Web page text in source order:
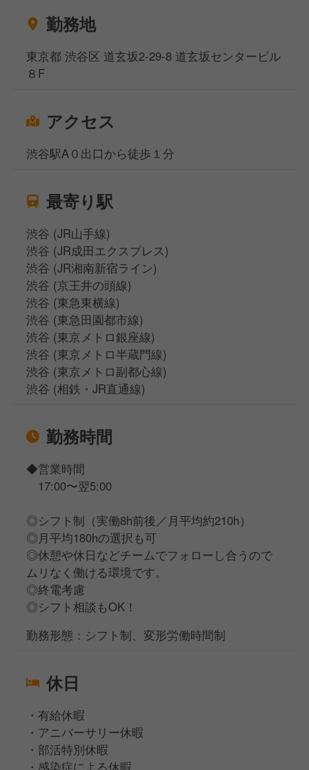
勤務地
東京都 渋谷区 道玄坂2-29-8 道玄坂センタービル
８F
アクセス
渋谷駅A０出口から徒歩１分
最寄り駅
渋谷 (JR山手線)
渋谷 (JR成田エクスプレス)
渋谷 (JR湘南新宿ライン)
渋谷 (京王井の頭線)
渋谷 (東急東横線)
渋谷 (東急田園都市線)
渋谷 (東京メトロ銀座線)
渋谷 (東京メトロ半蔵門線)
渋谷 (東京メトロ副都心線)
渋谷 (相鉄・JR直通線)
勤務時間
◆営業時間
17:00〜翌5:00
◎シフト制（実働8h前後／月平均約210h）
◎月平均180hの選択も可
◎休憩や休日などチームでフォローし合うので
ムリなく働ける環境です。
◎終電考慮
◎シフト相談もOK！
勤務形態：シフト制、変形労働時間制
休日
・有給休暇
・アニバーサリー休暇
・部活特別休暇
・感染症による休暇